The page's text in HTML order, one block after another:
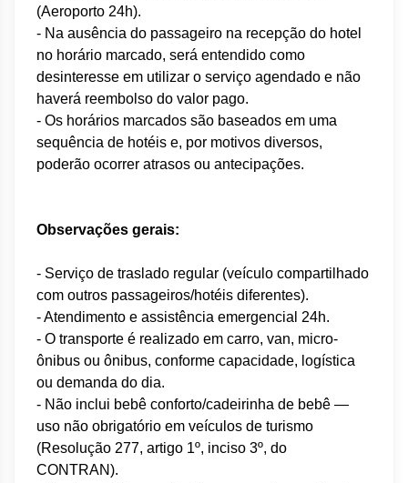
(Aeroporto 24h).
- Na ausência do passageiro na recepção do hotel
no horário marcado, será entendido como
desinteresse em utilizar o serviço agendado e não
haverá reembolso do valor pago.
- Os horários marcados são baseados em uma
sequência de hotéis e, por motivos diversos,
poderão ocorrer atrasos ou antecipações.
Observações gerais:
- Serviço de traslado regular (veículo compartilhado
com outros passageiros/hotéis diferentes).
- Atendimento e assistência emergencial 24h.
- O transporte é realizado em carro, van, micro-
ônibus ou ônibus, conforme capacidade, logística
ou demanda do dia.
- Não inclui bebê conforto/cadeirinha de bebê —
uso não obrigatório em veículos de turismo
(Resolução 277, artigo 1º, inciso 3º, do
CONTRAN).